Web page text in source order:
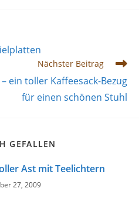
Nächster Beitrag
ein toller Kaffeesack-Bezug
für einen schönen Stuhl
GEFALLEN
Ast mit Teelichtern
27, 2009